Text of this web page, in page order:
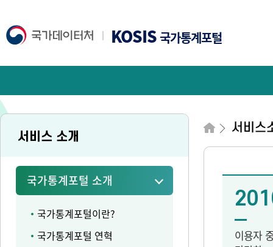
KOSIS국가통계포털
서비스 소개
국가통계포털 소개
국가통계포털이란?
국가통계포털 연혁
서비스
이용자